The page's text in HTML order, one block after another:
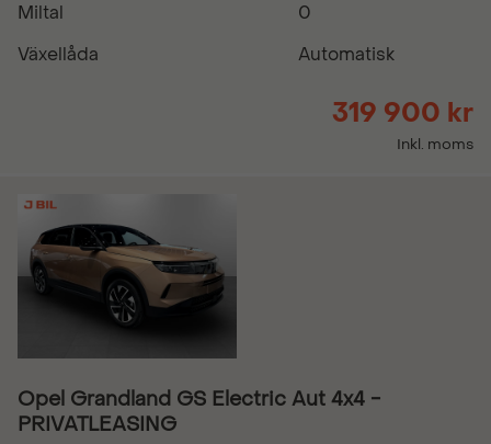
Miltal
0
Växellåda
Automatisk
319 900 kr
Inkl. moms
Opel Grandland GS Electric Aut 4x4 -
PRIVATLEASING